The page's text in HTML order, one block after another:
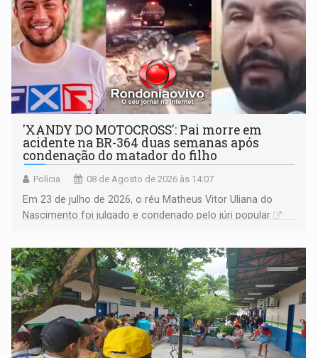
'XANDY DO MOTOCROSS': Pai morre em
acidente na BR-364 duas semanas após
condenação do matador do filho
Polícia 08 de Agosto de 2026 às 14:07
Em 23 de julho de 2026, o réu Matheus Vitor Uliana do
Nascimento foi julgado e condenado pelo júri popular